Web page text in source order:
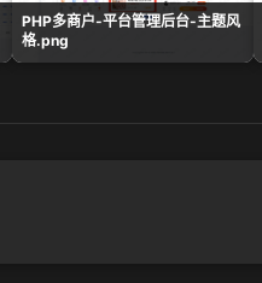
PHP多商户-平台管理后台-主题风
格.png